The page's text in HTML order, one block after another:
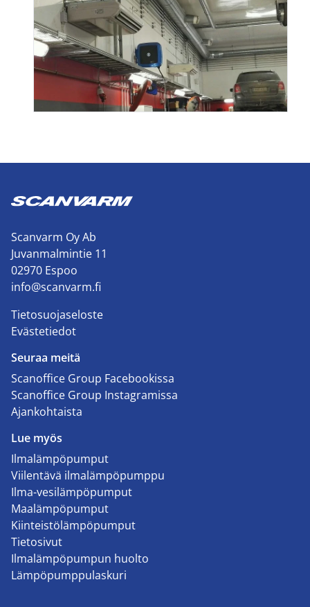
Scanvarm Oy Ab
Juvanmalmintie 11
02970 Espoo
info@scanvarm.fi
Tietosuojaseloste
Evästetiedot
Seuraa meitä
Scanoffice Group Facebookissa
Scanoffice Group Instagramissa
Ajankohtaista
Lue myös
Ilmalämpöpumput
Viilentävä ilmalämpöpumppu
Ilma-vesilämpöpumput
Maalämpöpumput
Kiinteistölämpöpumput
Tietosivut
Ilmalämpöpumpun huolto
Lämpöpumppulaskuri